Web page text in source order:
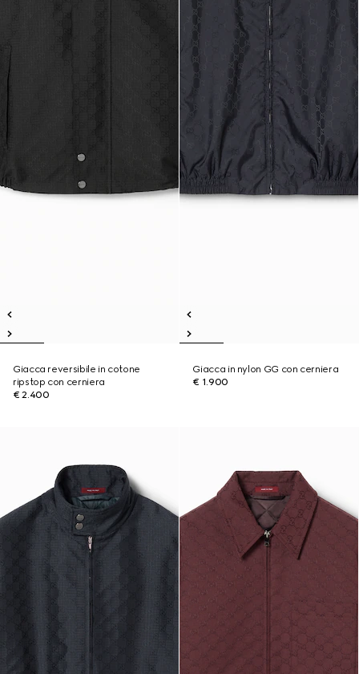
Giacca reversibile in cotone
ripstop con cerniera
€ 2.400
Giacca in nylon GG con cerniera
€ 1.900